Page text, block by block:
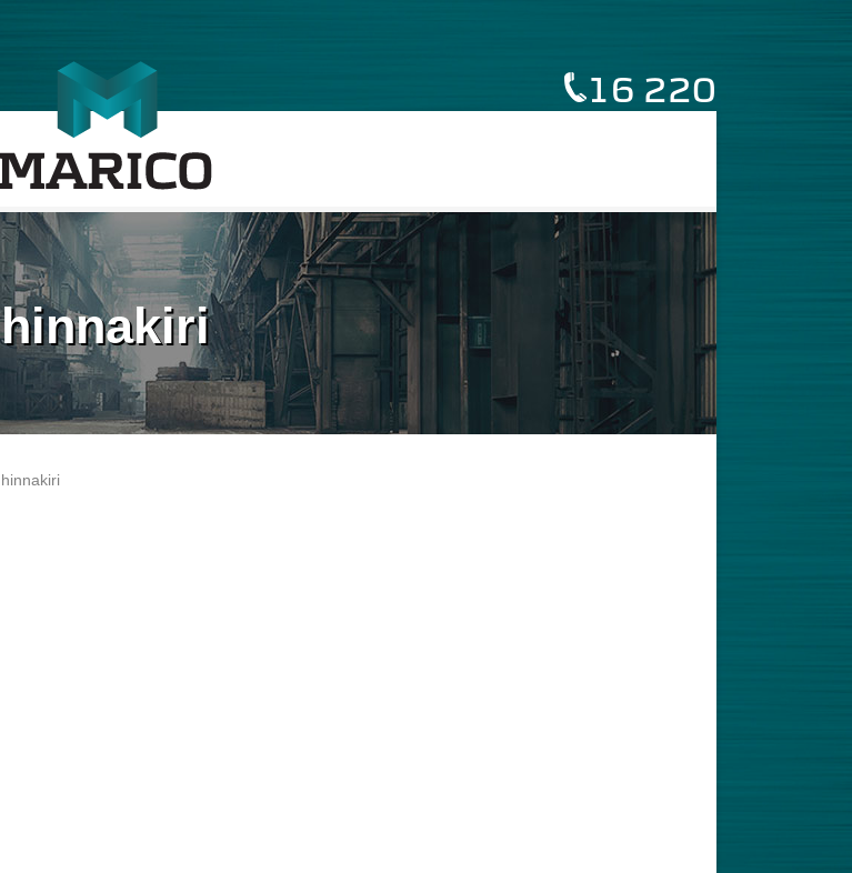
16 220
hinnakiri
hinnakiri